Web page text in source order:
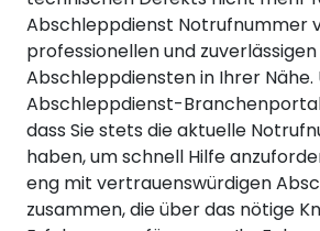
Abschleppdienst Notrufnummer
professionellen und zuverlässigen
Abschleppdiensten in Ihrer Nähe.
Abschleppdienst-
dass Sie stets die aktuelle
haben, um schnell Hilfe
eng mit vertrauenswürdigen
zusammen, die über das nötige